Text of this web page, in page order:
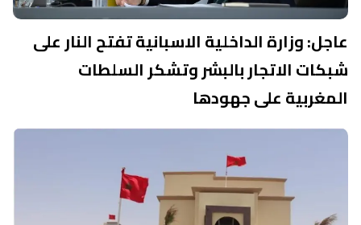
عاجل: وزارة الداخلية الاسبانية تفتح النار على
شبكات الاتجار بالبشر وتشكر السلطات
المغربية على جهودها